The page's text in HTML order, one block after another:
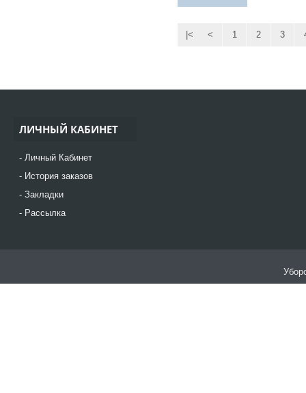
|< < 1 2 3
ЛИЧНЫЙ КАБИНЕТ
Личный Кабинет
История заказов
Закладки
Рассылка